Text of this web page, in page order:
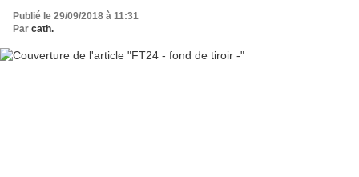
Publié le 29/09/2018 à 11:31
Par cath.